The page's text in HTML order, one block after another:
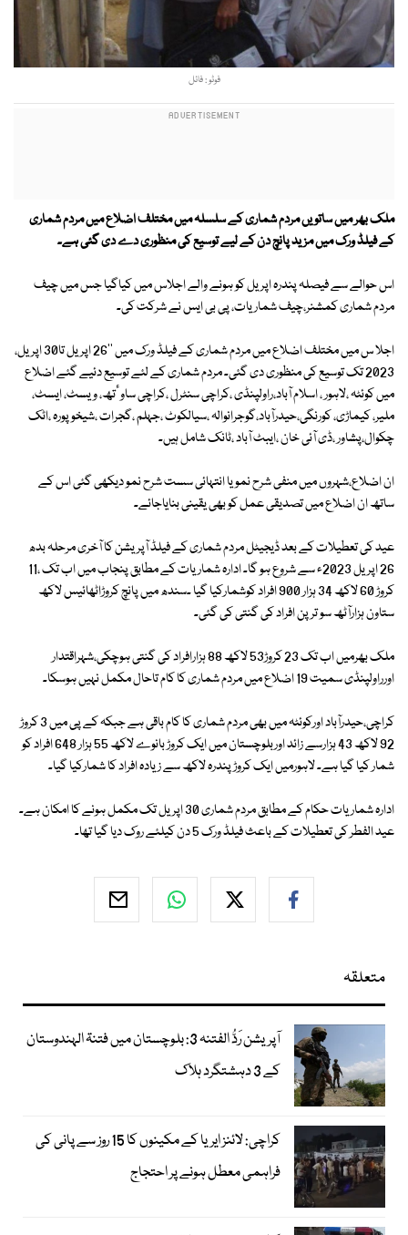
فوٹو : فائل
ملک بھر میں ساتویں مردم شماری کے سلسلہ میں مختلف اضلاع میں مردم شماری
کے فیلڈ ورک میں مزید پانچ دن کے لیے توسیع کی منظوری دے دی گئی ہے۔
اس حوالے سے فیصلہ پندرہ اپریل کو ہونے والے اجلاس میں کیاگیا جس میں چیف
مردم شماری کمشنر،چیف شماریات، پی بی ایس نے شرکت کی۔
اجلا س میں مختلف اضلاع میں مردم شماری کے فیلڈ ورک میں ''26 اپریل تا30 اپریل،
2023 تک توسیع کی منظوری دی گئی۔ مردم شماری کے لئے توسیع دئیے گئے اضلاع
میں کوئٹہ ،لاہور ، اسلام آباد،راولپنڈی ،کراچی سنٹرل ،کراچی ساوٴتھ، ویسٹ، ایسٹ،
ملیر، کیماڑی، کورنگی،حیدرآباد،گوجرانوالہ ،سیالکوٹ ،جہلم ،گجرات ،شیخوپورہ ،اٹک
چکوال،پشاور ،ڈی آئی خان ،ایبٹ آباد ،ٹانک شامل ہیں۔
ان اضلاع،شہروں میں منفی شرح نمو یا انتہائی سست شرح نمو دیکھی گئی اس کے
ساتھ ان اضلاع میں تصدیقی عمل کو بھی یقینی بنایاجائے۔
عید کی تعطیلات کے بعد ڈیجیٹل مردم شماری کے فیلڈ آپریشن کا آخری مرحلہ بدھ
26 اپریل 2023ء سے شروع ہو گا۔ ادارہ شماریات کے مطابق پنجاب میں اب تک ،11
کروڑ 60 لاکھ 34 ہزار 900 افراد کوشمارکیا گیا ۔سندھ میں پانچ کروڑاٹھائیس لاکھ
ستاون ہزارآٹھ سو ترپن افراد کی گنتی کی گئی۔
ملک بھرمیں اب تک 23 کروڑ53 لاکھ 88 ہزارافراد کی گنتی ہوچکی،شہراقتدار
اورراولپنڈی سمیت 19 اضلاع میں مردم شماری کا کام تاحال مکمل نہیں ہوسکا۔
کراچی،حیدرآباد اورکوئٹہ میں بھی مردم شماری کا کام باقی ہے جبکہ کے پی میں 3 کروڑ
92 لاکھ 43 ہزارسے زائد اوربلوچستان میں ایک کروڑ بانوے لاکھ 55 ہزار 648 افراد کو
شمار کیا گیا ہے۔ لاہورمیں ایک کروڑپندرہ لاکھ سے زیادہ افراد کا شمارکیا گیا۔
ادارہ شماریات حکام کے مطابق مردم شماری 30 اپریل تک مکمل ہونے کا امکان ہے۔
عید الفطر کی تعطیلات کے باعث فیلڈ ورک 5 دن کیلئے روک دیا گیا تھا۔
متعلقہ
آپریشن رَدُّ الفتنہ 3: بلوچستان میں فتنۃ الہندوستان
کے 3 دہشتگرد ہلاک
کراچی: لائنز ایریا کے مکینوں کا 15 روز سے پانی کی
فراہمی معطل ہونے پر احتجاج